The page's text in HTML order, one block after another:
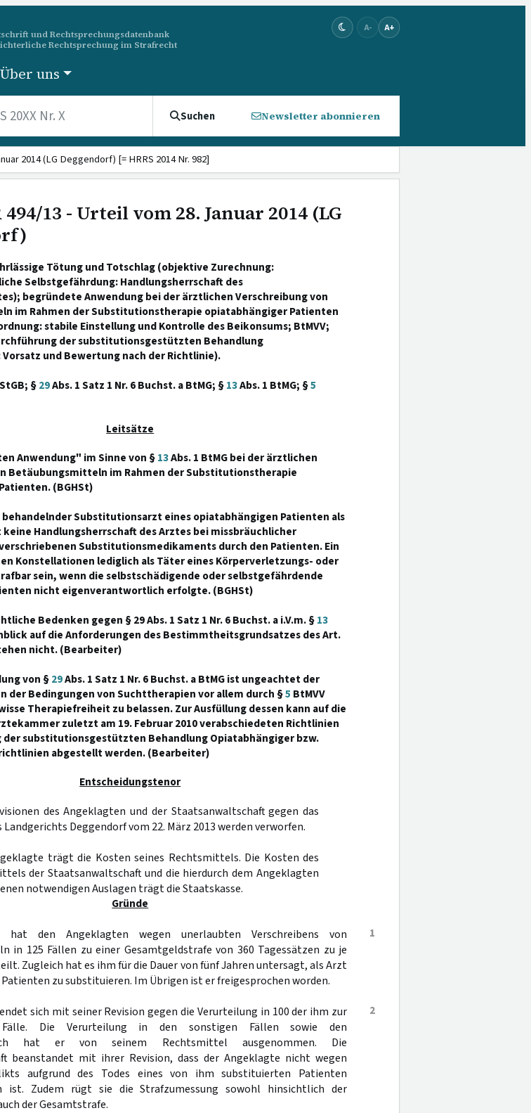
und Rechtsprechungsdatenbank
Rechtsprechung im Strafrecht
A- A+
Über uns
Suchen Newsletter abonnieren
2014 (LG Deggendorf) [= HRRS 2014 Nr. 982]
494/13 - Urteil vom 28. Januar 2014 (LG
Tötung und Totschlag (objektive Zurechnung:
Selbstgefährdung: Handlungsherrschaft des
begründete Anwendung bei der ärztlichen Verschreibung von
im Rahmen der Substitutionstherapie opiatabhängiger Patienten
stabile Einstellung und Kontrolle des Beikonsums; BtMVV;
der substitutionsgestützten Behandlung
und Bewertung nach der Richtlinie).
§29Abs. 1 Satz 1 Nr. 6 Buchst. a BtMG; §13Abs. 1 BtMG; §5
Leitsätze
Anwendung" im Sinne von §13Abs. 1 BtMG bei der ärztlichen
Betäubungsmitteln im Rahmen der Substitutionstherapie
(BGHSt)
behandelnder Substitutionsarzt eines opiatabhängigen Patienten als
Handlungsherrschaft des Arztes bei missbräuchlicher
Substitutionsmedikaments durch den Patienten. Ein
Konstellationen lediglich als Täter eines Körperverletzungs- oder
sein, wenn die selbstschädigende oder selbstgefährdende
nicht eigenverantwortlich erfolgte. (BGHSt)
Bedenken gegen § 29 Abs. 1 Satz 1 Nr. 6 Buchst. a i.V.m. §13
auf die Anforderungen des Bestimmtheitsgrundsatzes des Art.
nicht. (Bearbeiter)
von §29Abs. 1 Satz 1 Nr. 6 Buchst. a BtMG ist ungeachtet der
der Bedingungen von Suchttherapien vor allem durch §5 BtMVV
Therapiefreiheit zu belassen. Zur Ausfüllung dessen kann auf die
zuletzt am 19. Februar 2010 verabschiedeten Richtlinien
der substitutionsgestützten Behandlung Opiatabhängiger bzw.
abgestellt werden. (Bearbeiter)
Entscheidungstenor
des Angeklagten und der Staatsanwaltschaft gegen das
Landgerichts Deggendorf vom 22. März 2013 werden verworfen.
trägt die Kosten seines Rechtsmittels. Die Kosten des
der Staatsanwaltschaft und die hierdurch dem Angeklagten
notwendigen Auslagen trägt die Staatskasse.
Gründe
1
hat den Angeklagten wegen unerlaubten Verschreibens von
in 125 Fällen zu einer Gesamtgeldstrafe von 360 Tagessätzen zu je
Zugleich hat es ihm für die Dauer von fünf Jahren untersagt, als Arzt
zu substituieren. Im Übrigen ist er freigesprochen worden.
2
sich mit seiner Revision gegen die Verurteilung in 100 der ihm zur
Die Verurteilung in den sonstigen Fällen sowie den
hat er von seinem Rechtsmittel ausgenommen. Die
beanstandet mit ihrer Revision, dass der Angeklagte nicht wegen
aufgrund des Todes eines von ihm substituierten Patienten
ist. Zudem rügt sie die Strafzumessung sowohl hinsichtlich der
der Gesamtstrafe.